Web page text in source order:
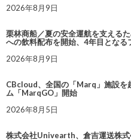
2026年8月9日
栗林商船／夏の安全運航を支える
への飲料配布を開始、4年目とな
2026年8月9日
CBcloud、全国の「Marq」施設を
ム「MarqGO」開始
2026年8月5日
株式会社Univearth、倉吉運送株